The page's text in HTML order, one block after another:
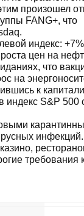
произошел
FANG+, что
индекс:
цен на
что
на
к
индекс S&P 500
требования